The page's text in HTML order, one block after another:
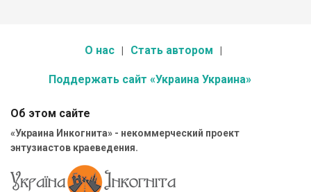
О нас Стать автором
Поддержать сайт «Украина Украина»
Об этом сайте
«Украина Инкогнита» - некоммерческий проект
энтузиастов краеведения.